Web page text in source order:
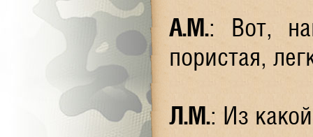
А.М.: Вот,
пористая,
Л.М.: Из